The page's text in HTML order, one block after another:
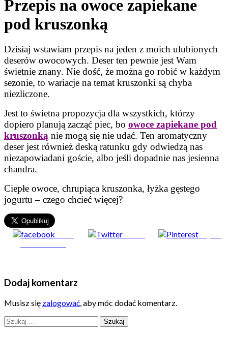
Przepis na owoce zapiekane
pod kruszonką
Dzisiaj wstawiam przepis na jeden z moich ulubionych
deserów owocowych. Deser ten pewnie jest Wam
świetnie znany. Nie dość, że można go robić w każdym
sezonie, to wariacje na temat kruszonki są chyba
niezliczone.
Jest to świetna propozycja dla wszystkich, którzy
dopiero planują zacząć piec, bo owoce zapiekane pod
kruszonką nie mogą się nie udać. Ten aromatyczny
deser jest również deską ratunku gdy odwiedzą nas
niezapowiadani goście, albo jeśli dopadnie nas jesienna
chandra.
Ciepłe owoce, chrupiąca kruszonka, łyżka gęstego
jogurtu – czego chcieć więcej?
Zapisz
Dodaj komentarz
Musisz się zalogować, aby móc dodać komentarz.
Szukaj: